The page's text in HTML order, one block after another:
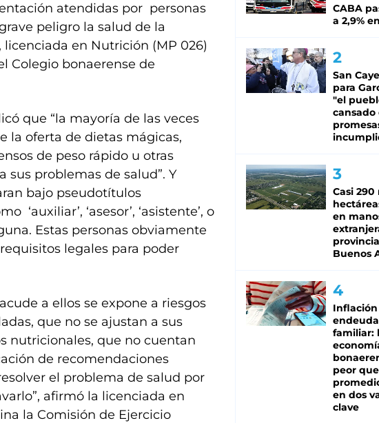
atendidas por personas
peligro la salud de la
en Nutrición (MP 026)
Colegio bonaerense de
que “la mayoría de las veces
la oferta de dietas mágicas,
de peso rápido u otras
sus problemas de salud”. Y
bajo pseudotítulos
‘asesor’, ‘asistente’, o
Estas personas obviamente
legales para poder
a ellos se expone a riesgos
que no se ajustan a sus
nutricionales, que no cuentan
de recomendaciones
el problema de salud por
afirmó la licenciada en
la Comisión de Ejercicio
CABA
a 2,9%
San
para
"el
cansado
Casi 290
en
Buenos
Inflación
familiar:
peor
en dos
clave